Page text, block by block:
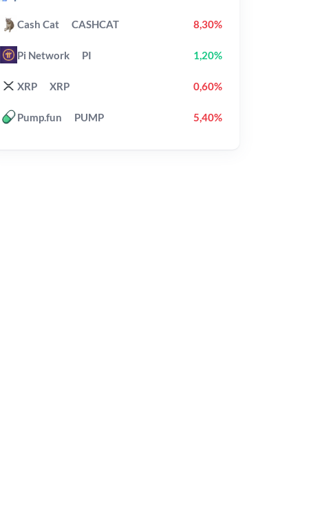
Cash Cat CASHCAT 8,30%
Pi Network PI 1,20%
XRP XRP 0,60%
Pump.fun PUMP 5,40%